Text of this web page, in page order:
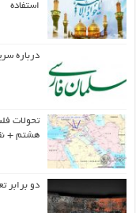
استفاده
درباره
تحولات
هشتم +
دو برابر